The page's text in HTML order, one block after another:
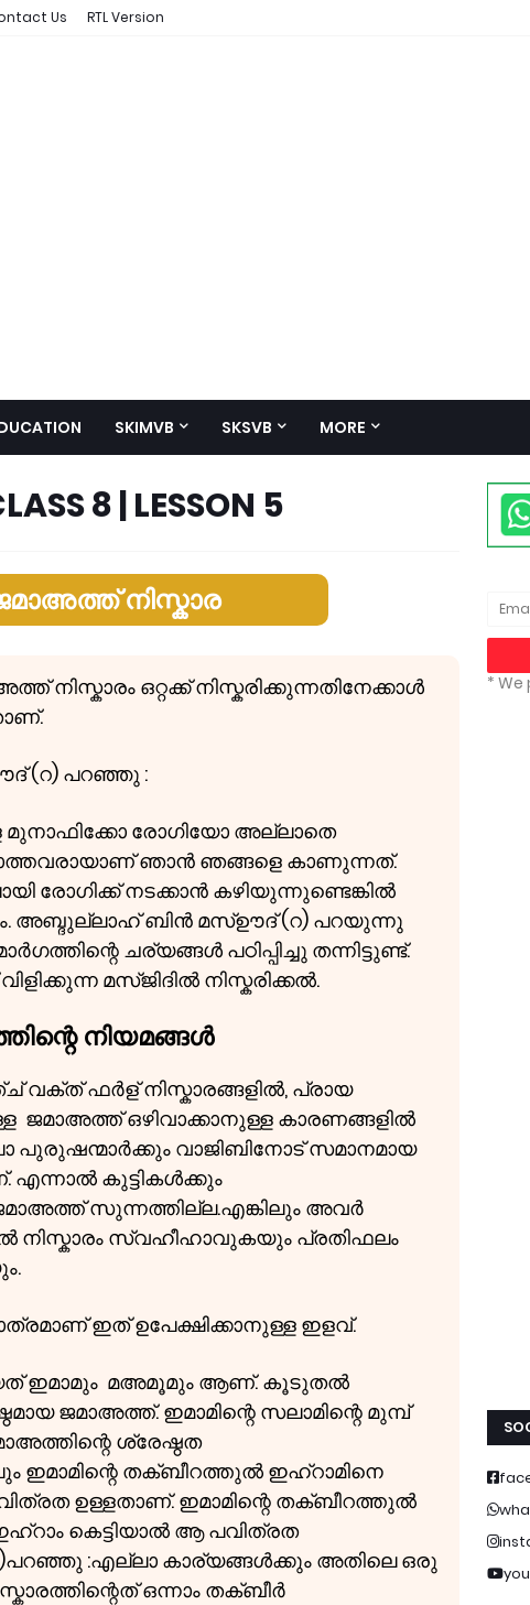
Us RTL Version
SKIMVB SKSVB MORE
8 | LESSON 5
നിസ്കാര
നിസ്കാരം ഒറ്റക്ക് നിസ്കരിക്കുന്നതിനേക്കാൾ
(റ) പറഞ്ഞു :
മുനാഫിക്കോ രോഗിയോ അല്ലാതെ
ഞാൻ ഞങ്ങളെ കാണുന്നത്.
രോഗിക്ക് നടക്കാൻ കഴിയുന്നുണ്ടെങ്കിൽ
അബ്ദുല്ലാഹ് ബിൻ മസ്ഊദ് (റ) പറയുന്നു
ചര്യങ്ങൾ പഠിപ്പിച്ചു തന്നിട്ടുണ്ട്.
മസ്ജിദിൽ നിസ്കരിക്കൽ.
നിയമങ്ങൾ
വക്ത് ഫർള് നിസ്കാരങ്ങളിൽ, പ്രായ
ഒഴിവാക്കാനുള്ള കാരണങ്ങളിൽ
പുരുഷന്മാർക്കും വാജിബിനോട് സമാനമായ
കുട്ടികൾക്കും
സുന്നത്തില്ല.എങ്കിലും അവർ
നിസ്കാരം സ്വഹീഹാവുകയും പ്രതിഫലം
ഇത് ഉപേക്ഷിക്കാനുള്ള ഇളവ്.
ഇമാമും മഅമൂമും ആണ്. കൂടുതൽ
ജമാഅത്ത്. ഇമാമിന്റെ സലാമിന്റെ മുമ്പ്
ശ്രേഷ്ഠത
ഇമാമിന്റെ തക്ബീറത്തുൽ ഇഹ്റാമിനെ
ഉള്ളതാണ്. ഇമാമിന്റെ തക്ബീറത്തുൽ
:എല്ലാ കാര്യങ്ങൾക്കും അതിലെ ഒരു
ഒന്നാം തക്ബീർ
*